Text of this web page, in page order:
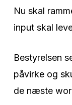
Nu skal
input skal
Bestyrelsen
påvirke og
de næste